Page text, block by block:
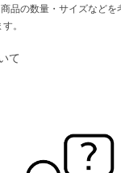
品の数量・サイズなど
。
て